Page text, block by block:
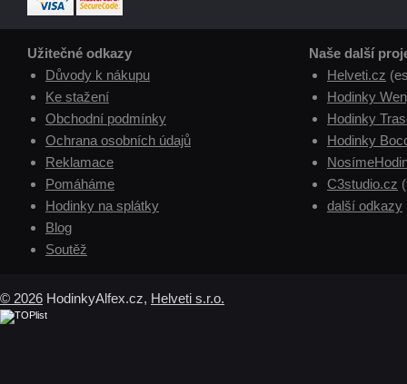
Užitečné odkazy
Důvody k nákupu
Ke stažení
Obchodní podmínky
Ochrana osobních údajů
Reklamace
Pomáháme
Hodinky na splátky
Blog
Soutěž
Naše další
Helveti.cz
Hodinky
Hodinky
Hodinky
C3studio.cz
další odkazy
© 2026 HodinkyAlfex.cz, Helveti s.r.o.